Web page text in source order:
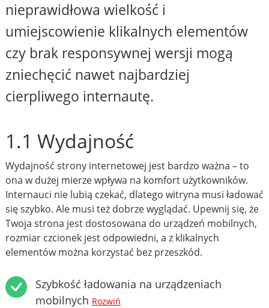
nieprawidłowa wielkość i
umiejscowienie klikalnych elementów
czy brak responsywnej wersji mogą
zniechęcić nawet najbardziej
cierpliwego internautę.
1.1 Wydajność
Wydajność strony internetowej jest bardzo ważna – to
ona w dużej mierze wpływa na komfort użytkowników.
Internauci nie lubią czekać, dlatego witryna musi ładować
się szybko. Ale musi też dobrze wyglądać. Upewnij się, że
Twoja strona jest dostosowana do urządzeń mobilnych,
rozmiar czcionek jest odpowiedni, a z klikalnych
elementów można korzystać bez przeszkód.
Szybkość ładowania na urządzeniach
mobilnych Rozwiń